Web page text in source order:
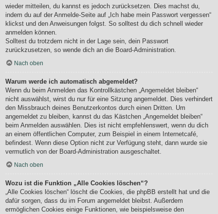
wieder mitteilen, du kannst es jedoch zurücksetzen. Dies machst du,
indem du auf der Anmelde-Seite auf „Ich habe mein Passwort vergessen“
klickst und den Anweisungen folgst. So solltest du dich schnell wieder
anmelden können.
Solltest du trotzdem nicht in der Lage sein, dein Passwort
zurückzusetzen, so wende dich an die Board-Administration.
Nach oben
Warum werde ich automatisch abgemeldet?
Wenn du beim Anmelden das Kontrollkästchen „Angemeldet bleiben“
nicht auswählst, wirst du nur für eine Sitzung angemeldet. Dies verhindert
den Missbrauch deines Benutzerkontos durch einen Dritten. Um
angemeldet zu bleiben, kannst du das Kästchen „Angemeldet bleiben“
beim Anmelden auswählen. Dies ist nicht empfehlenswert, wenn du dich
an einem öffentlichen Computer, zum Beispiel in einem Internetcafé,
befindest. Wenn diese Option nicht zur Verfügung steht, dann wurde sie
vermutlich von der Board-Administration ausgeschaltet.
Nach oben
Wozu ist die Funktion „Alle Cookies löschen“?
„Alle Cookies löschen“ löscht die Cookies, die phpBB erstellt hat und die
dafür sorgen, dass du im Forum angemeldet bleibst. Außerdem
ermöglichen Cookies einige Funktionen, wie beispielsweise den